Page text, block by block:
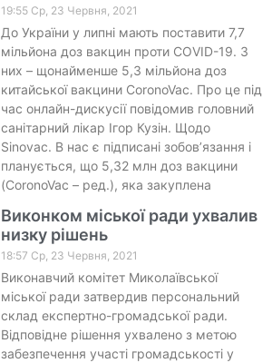
19:55 Ср, 23 Червня, 2021
До України у липні мають поставити 7,7
мільйона доз вакцин проти COVID-19. З
них – щонайменше 5,3 мільйона доз
китайської вакцини CoronoVac. Про це під
час онлайн-дискусії повідомив головний
санітарний лікар Ігор Кузін. Щодо
Sinovac. В нас є підписані зобов’язання і
планується, що 5,32 млн доз вакцини
(CoronoVac – ред.), яка закуплена
Виконком міської ради ухвалив
низку рішень
18:57 Ср, 23 Червня, 2021
Виконавчий комітет Миколаївської
міської ради затвердив персональний
склад експертно-громадської ради.
Відповідне рішення ухвалено з метою
забезпечення участі громадськості у